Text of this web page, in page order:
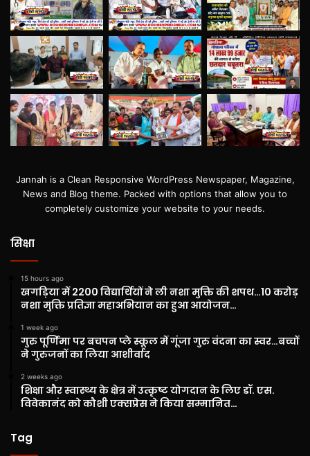
Jannah is a Clean Responsive WordPress Newspaper, Magazine,
News and Blog theme. Packed with options that allow you to
completely customize your website to your needs.
सिक्षा
15 hours ago
खगड़िया में 2200 विद्यार्थियों ने ली नशा मुक्ति की शपथ…10 करोड़
नशा मुक्ति प्रतिज्ञा महाअभियान का हुआ आयोजन…
1 week ago
गुरु पूर्णिमा पर बचपन प्ले स्कूल में गूंजा गुरु वंदना का स्वर…बच्चों
ने गुरुजनों का लिया आशीर्वाद
2 weeks ago
शिक्षा और स्वास्थ्य के क्षेत्र में उत्कृष्ट योगदान के लिए डॉ. एस.
विवेकानंद को कौशी एक्सप्रेस ने किया सम्मानित…
Tag